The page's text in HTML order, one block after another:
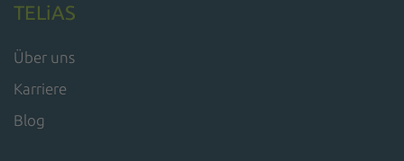
TELiAS
Über uns
Karriere
Blog